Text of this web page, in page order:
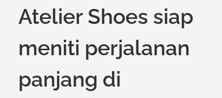
Atelier Shoes siap
meniti perjalanan
panjang di